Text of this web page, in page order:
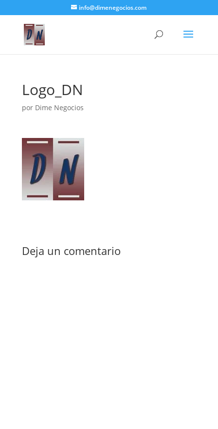
info@dimenegocios.com
Logo_DN
por Dime Negocios
Deja un comentario